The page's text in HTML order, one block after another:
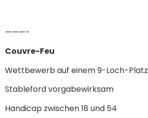
———-
Couvre-Feu
Wettbewerb auf einem 9-Loch-Platz
Stableford vorgabewirksam
Handicap zwischen 18 und 54